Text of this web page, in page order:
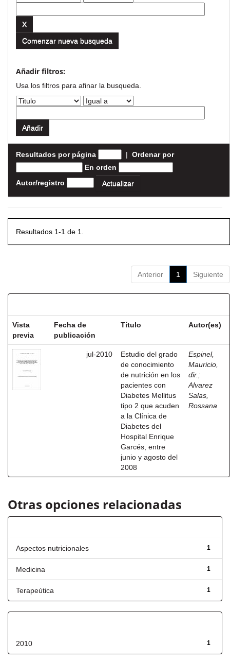
Comenzar nueva busqueda
Añadir filtros:
Usa los filtros para afinar la busqueda.
Resultados por página | Ordenar por
En orden
Autor/registro
Resultados 1-1 de 1.
Anterior 1 Siguiente
Vista
previa
Fecha de
publicación
Título Autor(es)
jul-2010
Estudio del grado
de conocimiento
de nutrición en los
pacientes con
Diabetes Mellitus
tipo 2 que acuden
a la Clínica de
Diabetes del
Hospital Enrique
Garcés, entre
junio y agosto del
2008
Espinel,
Mauricio,
dir. ;
Alvarez
Salas,
Rossana
Otras opciones relacionadas
1
Aspectos nutricionales
1
Medicina
1
Terapeútica
1
2010